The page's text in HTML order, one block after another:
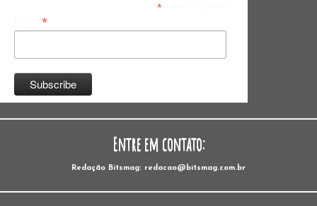
*indicates required
*
Entre em contato:
Redação Bitsmag: redacao@bitsmag.com.br